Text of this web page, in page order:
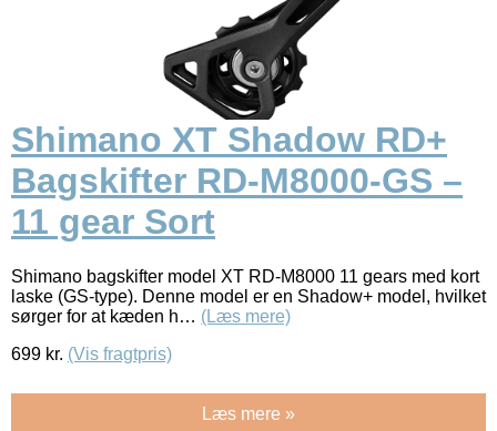
Shimano XT Shadow RD+
Bagskifter RD-M8000-GS –
11 gear Sort
Shimano bagskifter model XT RD-M8000 11 gears med kort
laske (GS-type). Denne model er en Shadow+ model, hvilket
sørger for at kæden h… (Læs mere)
699 kr. (Vis fragtpris)
Læs mere »